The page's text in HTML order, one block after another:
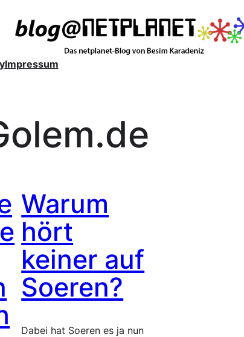
Impressum
Warum
hört
keiner auf
Soeren?
Dabei hat Soeren es ja nun